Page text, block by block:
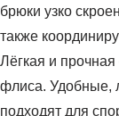
брюки узко
также
Лёгкая и прочная
флиса. Удобные,
подходят для